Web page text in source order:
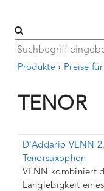
Produkte › Preise
TENOR
D'Addario VENN
Tenorsaxophon
VENN kombiniert
Langlebigkeit